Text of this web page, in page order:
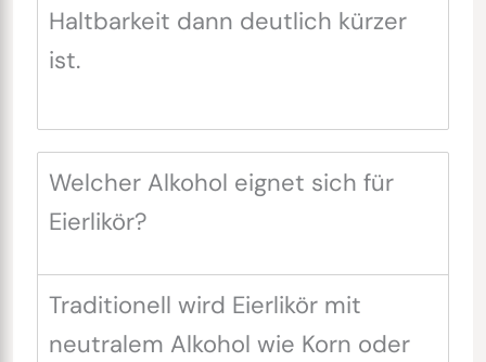
Haltbarkeit dann deutlich kürzer
ist.
Welcher Alkohol eignet sich für
Eierlikör?
Traditionell wird Eierlikör mit
neutralem Alkohol wie Korn oder